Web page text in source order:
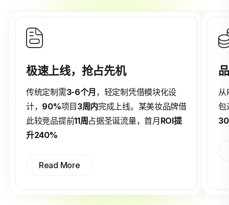
极速上线，抢占先机
传统定制需3-6个月 ，轻定制凭借模块化设
计， 90%项目 3周内完成上线。某美妆品牌借
此较竞品提前11周 占据圣诞流量，首月 ROI提
升240%
Read More
从
包